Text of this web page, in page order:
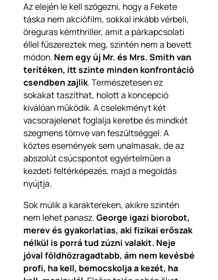
Az elején le kell szögezni, hogy a Fekete
táska nem akciófilm, sokkal inkább vérbeli,
öreguras kémthriller, amit a párkapcsolati
éllel fűszereztek meg, szintén nem a bevett
módon. Nem egy új Mr. és Mrs. Smith van
terítéken, itt szinte minden konfrontáció
csendben zajlik. Természetesen ez
sokakat taszíthat, holott a koncepció
kiválóan működik. A cselekményt két
vacsorajelenet foglalja keretbe és mindkét
szegmens tömve van feszültséggel. A
köztes események sem unalmasak, de az
abszolút csúcspontot egyértelműen a
kezdeti feltérképezés, majd a megoldás
nyújtja.
Sok múlik a karaktereken, akikre szintén
nem lehet panasz. George igazi biorobot,
merev és gyakorlatias, aki fizikai erőszak
nélkül is porrá tud zúzni valakit. Neje
jóval földhözragadtabb, ám nem kevésbé
profi, ha kell, bemocskolja a kezét, ha